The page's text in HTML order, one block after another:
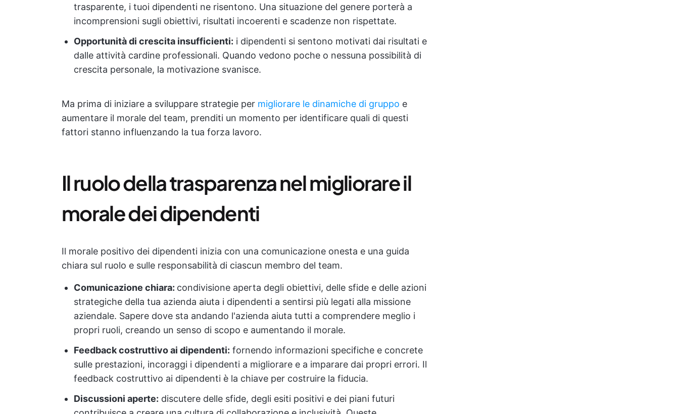
trasparente, i tuoi dipendenti ne risentono. Una situazione del genere porterà a
incomprensioni sugli obiettivi, risultati incoerenti e scadenze non rispettate.
Opportunità di crescita insufficienti: i dipendenti si sentono motivati dai risultati e
dalle attività cardine professionali. Quando vedono poche o nessuna possibilità di
crescita personale, la motivazione svanisce.
Ma prima di iniziare a sviluppare strategie per migliorare le dinamiche di gruppo e
aumentare il morale del team, prenditi un momento per identificare quali di questi
fattori stanno influenzando la tua forza lavoro.
Il ruolo della trasparenza nel migliorare il
morale dei dipendenti
Il morale positivo dei dipendenti inizia con una comunicazione onesta e una guida
chiara sul ruolo e sulle responsabilità di ciascun membro del team.
Comunicazione chiara: condivisione aperta degli obiettivi, delle sfide e delle azioni
strategiche della tua azienda aiuta i dipendenti a sentirsi più legati alla missione
aziendale. Sapere dove sta andando l'azienda aiuta tutti a comprendere meglio i
propri ruoli, creando un senso di scopo e aumentando il morale.
Feedback costruttivo ai dipendenti: fornendo informazioni specifiche e concrete
sulle prestazioni, incoraggi i dipendenti a migliorare e a imparare dai propri errori. Il
feedback costruttivo ai dipendenti è la chiave per costruire la fiducia.
Discussioni aperte: discutere delle sfide, degli esiti positivi e dei piani futuri